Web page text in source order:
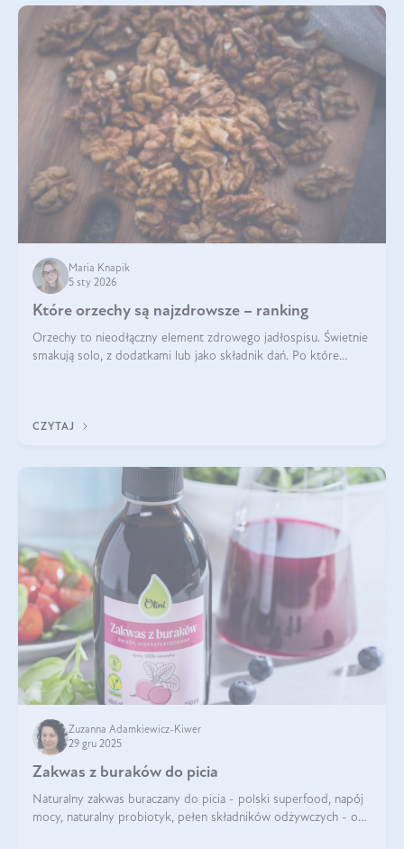
Maria Knapik
5 sty 2026
Które orzechy są najzdrowsze – ranking
Orzechy to nieodłączny element zdrowego jadłospisu. Świetnie
smakują solo, z dodatkami lub jako składnik dań. Po które
CZYTAJ
Zuzanna Adamkiewicz-Kiwer
29 gru 2025
Zakwas z buraków do picia
Naturalny zakwas buraczany do picia - polski superfood, napój
mocy, naturalny probiotyk, pełen składników odżywczych - o